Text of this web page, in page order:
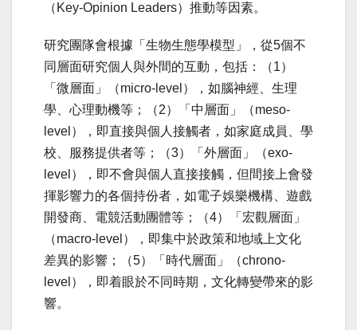
（Key-Opinion Leaders）推動等因素。
研究團隊會根據「生物生態學模型」，從5個不
同層面研究個人與外間的互動，包括：（1）
「微層面」（micro-level），如腦神經、生理
學、心理動機等；（2）「中層面」（meso-
level），即直接與個人接觸者，如家庭成員、學
校、服務提供者等；（3）「外層面」（exo-
level），即不會與個人直接接觸，但間接上會發
揮影響力的各個持份者，如電子娛樂機構、遊戲
開發商、電競活動團體等；（4）「宏觀層面」
（macro-level），即集中於政策和地域上文化
差異的影響；（5）「時代層面」（chrono-
level），即着眼於不同時期，文化轉變帶來的影
響。